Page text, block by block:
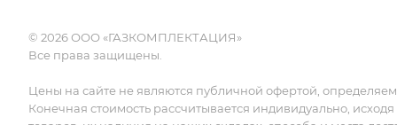
© 2026 ООО «ГАЗКОМПЛЕКТАЦИЯ»
Все права защищены.
Цены на сайте не являются публичной офертой,
Конечная стоимость рассчитывается индивидуально,